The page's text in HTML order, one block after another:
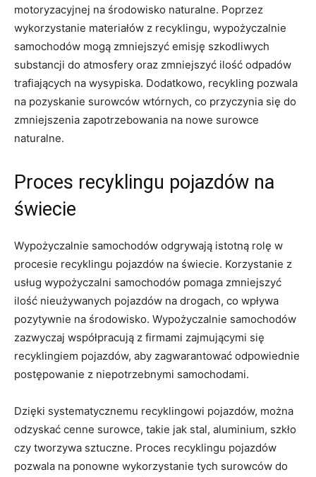
⁤motoryzacyjnej ⁣na środowisko naturalne. ⁣Poprzez
wykorzystanie materiałów‍ z recyklingu, wypożyczalnie
samochodów mogą zmniejszyć emisję szkodliwych
substancji do atmosfery oraz zmniejszyć ilość odpadów
trafiających na wysypiska. Dodatkowo, recykling pozwala
na pozyskanie surowców⁣ wtórnych, ⁤co ‌przyczynia się do
zmniejszenia ⁣zapotrzebowania​ na nowe surowce
naturalne.
Proces recyklingu pojazdów na
świecie
Wypożyczalnie samochodów odgrywają istotną‍ rolę w
procesie recyklingu pojazdów na‍ świecie. Korzystanie z
usług⁣ wypożyczalni samochodów pomaga zmniejszyć
ilość‌ nieużywanych pojazdów na drogach, co⁤ wpływa
pozytywnie na ‍środowisko. Wypożyczalnie ‌samochodów
zazwyczaj współpracują ‌z firmami zajmującymi się
recyklingiem⁢ pojazdów, aby zagwarantować odpowiednie
postępowanie z niepotrzebnymi samochodami.
Dzięki‍ systematycznemu recyklingowi pojazdów, można
odzyskać ⁤cenne ​surowce, takie jak stal, aluminium, szkło
czy tworzywa sztuczne. ‌Proces recyklingu pojazdów
pozwala na ​ponowne​ wykorzystanie tych surowców do